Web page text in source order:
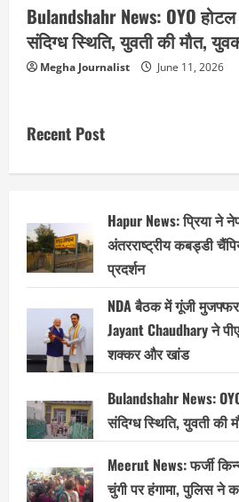
Bulandshahr News: OYO
संदिग्ध स्थिति, युवती की मौत,
Megha Journalist June 11, 2026
Recent Post
Hapur News: प्रिया ने
अंतरराष्ट्रीय कबड्डी
प्रदर्शन
NDA बैठक में गूंजी
Jayant Chaudhary ने
शक्कर और खांड
Bulandshahr News:
संदिग्ध स्थिति, युवती की
Meerut News: फर्जी
चुंगी पर हंगामा, पुलिस ने